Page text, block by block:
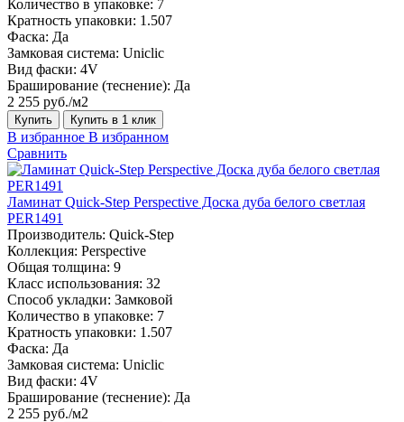
Количество в упаковке: 7
Кратность упаковки: 1.507
Фаска: Да
Замковая система: Uniclic
Вид фаски: 4V
Браширование (теснение): Да
2 255 руб./м2
Купить Купить в 1 клик
В избранное В избранном
Сравнить
Ламинат Quick-Step Perspective Доска дуба белого светлая
PER1491
Производитель: Quick-Step
Коллекция: Perspective
Общая толщина: 9
Класс использования: 32
Способ укладки: Замковой
Количество в упаковке: 7
Кратность упаковки: 1.507
Фаска: Да
Замковая система: Uniclic
Вид фаски: 4V
Браширование (теснение): Да
2 255 руб./м2